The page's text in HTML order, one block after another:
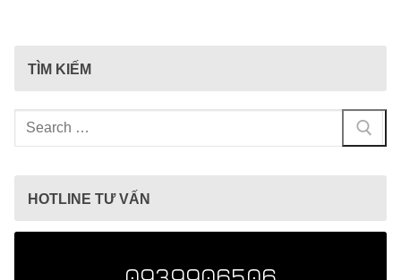
TÌM KIẾM
Tìm
kiếm
HOTLINE TƯ VẤN